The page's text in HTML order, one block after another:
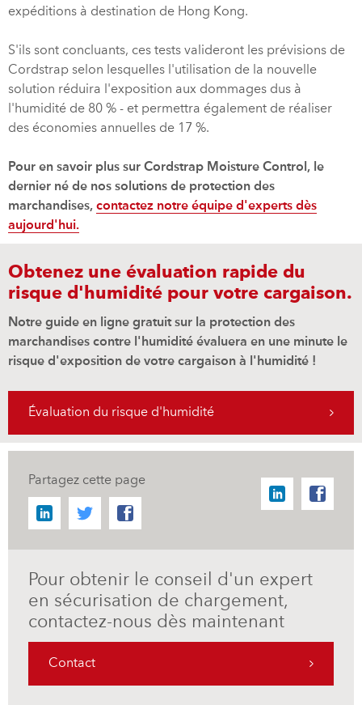
expéditions à destination de Hong Kong.
S'ils sont concluants, ces tests valideront les prévisions de
Cordstrap selon lesquelles l'utilisation de la nouvelle
solution réduira l'exposition aux dommages dus à
l'humidité de 80 % - et permettra également de réaliser
des économies annuelles de 17 %.
Pour en savoir plus sur Cordstrap Moisture Control, le
dernier né de nos solutions de protection des
marchandises, contactez notre équipe d'experts dès
aujourd'hui.
Obtenez une évaluation rapide du
risque d'humidité pour votre cargaison.
Notre guide en ligne gratuit sur la protection des
marchandises contre l'humidité évaluera en une minute le
risque d'exposition de votre cargaison à l'humidité !
Évaluation du risque d'humidité
Partagez cette page
Pour obtenir le conseil d'un expert
en sécurisation de chargement,
contactez-nous dès maintenant
Contact